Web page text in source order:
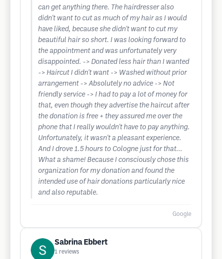
can get anything there. The hairdresser also
didn't want to cut as much of my hair as I would
have liked, because she didn't want to cut my
beautiful hair so short. I was looking forward to
the appointment and was unfortunately very
disappointed. -> Donated less hair than I wanted
-> Haircut I didn't want -> Washed without prior
arrangement -> Absolutely no advice -> Not
friendly service -> I had to pay a lot of money for
that, even though they advertise the haircut after
the donation is free + they assured me over the
phone that I really wouldn't have to pay anything.
Unfortunately, it wasn't a pleasant experience.
And I drove 1.5 hours to Cologne just for that...
What a shame! Because I consciously chose this
organization for my donation and found the
intended use of hair donations particularly nice
and also reputable.
Google
Sabrina Ebbert
1 reviews